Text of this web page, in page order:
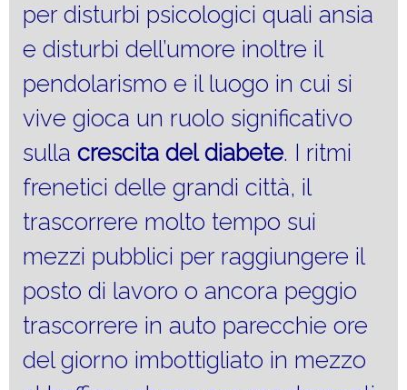
per disturbi psicologici quali ansia
e disturbi dell’umore inoltre il
pendolarismo e il luogo in cui si
vive gioca un ruolo significativo
sulla crescita del diabete. I ritmi
frenetici delle grandi città, il
trascorrere molto tempo sui
mezzi pubblici per raggiungere il
posto di lavoro o ancora peggio
trascorrere in auto parecchie ore
del giorno imbottigliato in mezzo